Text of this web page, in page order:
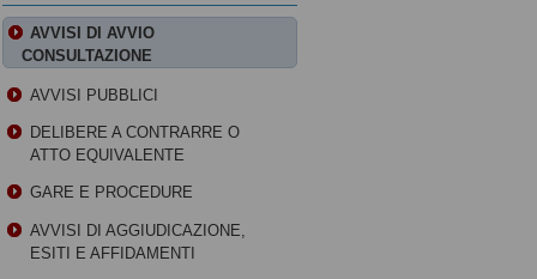
AVVISI DI AVVIO
CONSULTAZIONE
AVVISI PUBBLICI
DELIBERE A CONTRARRE O
ATTO EQUIVALENTE
GARE E PROCEDURE
AVVISI DI AGGIUDICAZIONE,
ESITI E AFFIDAMENTI